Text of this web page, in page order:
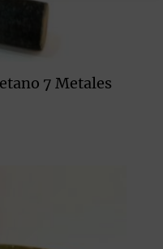
7 Metales